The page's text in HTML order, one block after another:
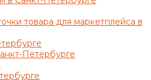
товара для маркетплейса в
Петербурге